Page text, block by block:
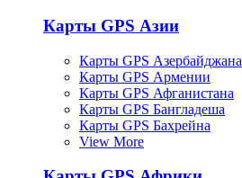
Карты GPS Азии
Карты GPS Азербайджана
Карты GPS Армении
Карты GPS Афганистана
Карты GPS Бангладеша
Карты GPS Бахрейна
View More